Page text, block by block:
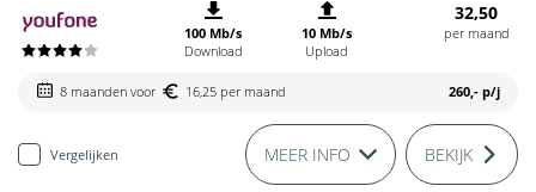
100 Mb/s
Download
10 Mb/s
Upload
32,50
per maand
8 maanden voor 16,25 per maand 260,- p/j
Vergelijken MEER INFO BEKIJK